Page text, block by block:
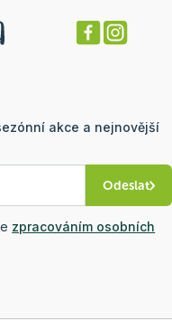
akce a nejnovější
Odeslat
zpracováním osobních